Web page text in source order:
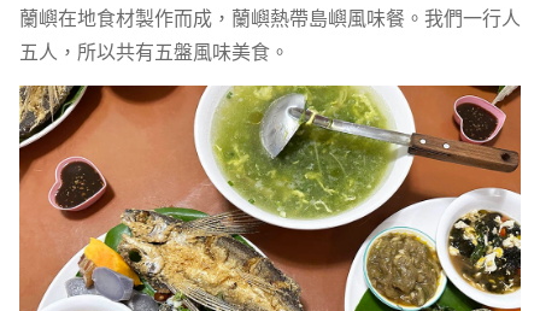
蘭嶼在地食材製作而成，蘭嶼熱帶島嶼風味餐。我們一行人
五人，所以共有五盤風味美食。